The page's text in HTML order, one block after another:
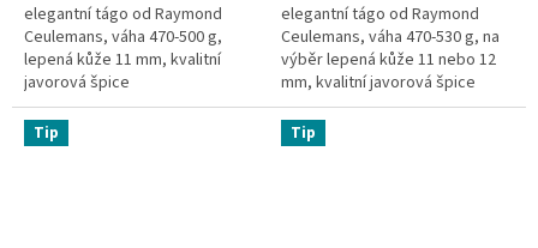
elegantní tágo od Raymond
Ceulemans, váha 470-500 g,
lepená kůže 11 mm, kvalitní
javorová špice
elegantní tágo od Raymond
Ceulemans, váha 470-530 g, na
výběr lepená kůže 11 nebo 12
mm, kvalitní javorová špice
Tip Tip